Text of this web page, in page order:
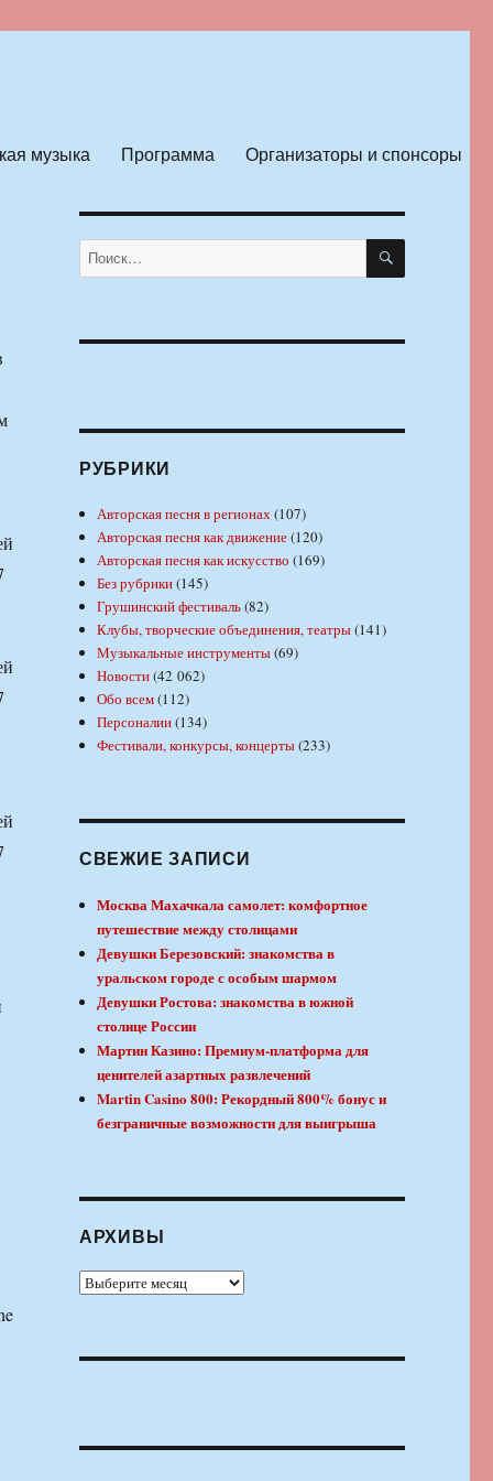
музыка Программа Организаторы и спонсоры
Искать: ПОИСК
РУБРИКИ
Авторская песня в регионах(107)
Авторская песня как движение(120)
Авторская песня как искусство (169)
Без рубрики(145)
Грушинский фестиваль(82)
Клубы, творческие объединения, театры(141)
Музыкальные инструменты(69)
Новости(42 062)
Обо всем(112)
Персоналии(134)
Фестивали, конкурсы, концерты(233)
СВЕЖИЕ ЗАПИСИ
Москва Махачкала самолет: комфортное
путешествие между столицами
Девушки Березовский: знакомства в
уральском городе с особым шармом
Девушки Ростова: знакомства в южной
столице России
Мартин Казино: Премиум-платформа для
ценителей азартных развлечений
Martin Casino 800: Рекордный 800% бонус и
безграничные возможности для выигрыша
АРХИВЫ
Архивы